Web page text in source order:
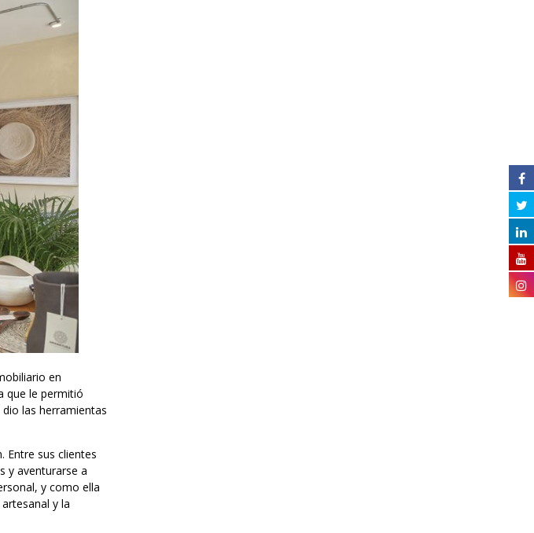
en
que le permitió
las herramientas
Entre sus clientes
y aventurarse a
y como ella
y la